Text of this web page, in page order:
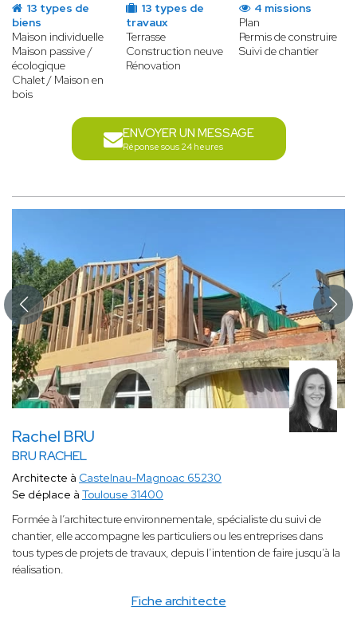
13 types de
biens
Maison individuelle
Maison passive /
écologique
Chalet / Maison en
bois
13 types de
travaux
Terrasse
Construction neuve
Rénovation
4 missions
Plan
Permis de construire
Suivi de chantier
ENVOYER UN MESSAGE
Réponse sous 24 heures
Rachel BRU
BRU RACHEL
Fiche architecte
Architecte à Castelnau-Magnoac 65230
Se déplace à Toulouse 31400
Formée à l’architecture environnementale, spécialiste du suivi de
chantier, elle accompagne les particuliers ou les entreprises dans
tous types de projets de travaux, depuis l’intention de faire jusqu’à la
réalisation.